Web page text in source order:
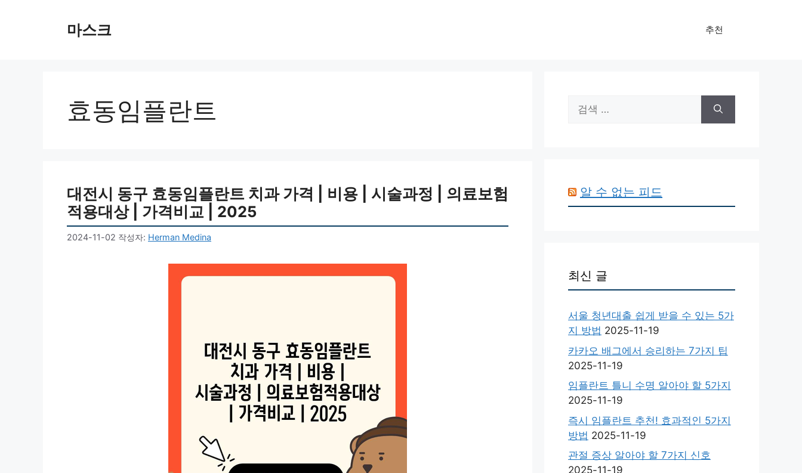
마스크 추천
효동임플란트
대전시 동구 효동임플란트 치과 가격 | 비용 | 시술과정 | 의료보험
적용대상 | 가격비교 | 2025
2024-11-02 작성자: Herman Medina
색:
알 수 없는 피드
최신 글
서울 청년대출 쉽게 받을 수 있는 5가
지 방법 2025-11-19
카카오 배그에서 승리하는 7가지 팁
2025-11-19
임플란트 틀니 수명 알아야 할 5가지
2025-11-19
즉시 임플란트 추천! 효과적인 5가지
방법 2025-11-19
관절 증상 알아야 할 7가지 신호
2025-11-19